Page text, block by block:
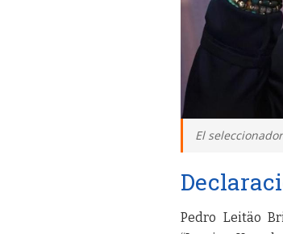
El
Pedro Leitäo